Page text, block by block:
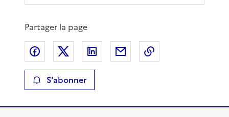
Partager la page
Partager sur Facebook
Partager sur XPartager sur LinkedIn
Partager par email
S'abonner